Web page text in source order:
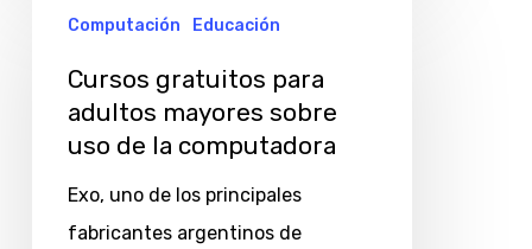
gratuitos
para
adultos
mayores
sobre
Computación Educación
Cursos gratuitos para
adultos mayores sobre
uso de la computadora
Exo, uno de los principales
fabricantes argentinos de